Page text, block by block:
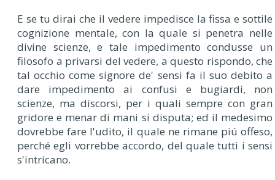
E se tu dirai che il vedere impedisce la fissa e sottile
cognizione mentale, con la quale si penetra nelle
divine scienze, e tale impedimento condusse un
filosofo a privarsi del vedere, a questo rispondo, che
tal occhio come signore de' sensi fa il suo debito a
dare impedimento ai confusi e bugiardi, non
scienze, ma discorsi, per i quali sempre con gran
gridore e menar di mani si disputa; ed il medesimo
dovrebbe fare l'udito, il quale ne rimane piú offeso,
perché egli vorrebbe accordo, del quale tutti i sensi
s'intricano.